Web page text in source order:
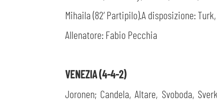
Mihaila (82’ Partipilo).A disposizione:
Allenatore: Fabio Pecchia
VENEZIA (4-4-2)
Joronen; Candela, Altare, Svoboda,